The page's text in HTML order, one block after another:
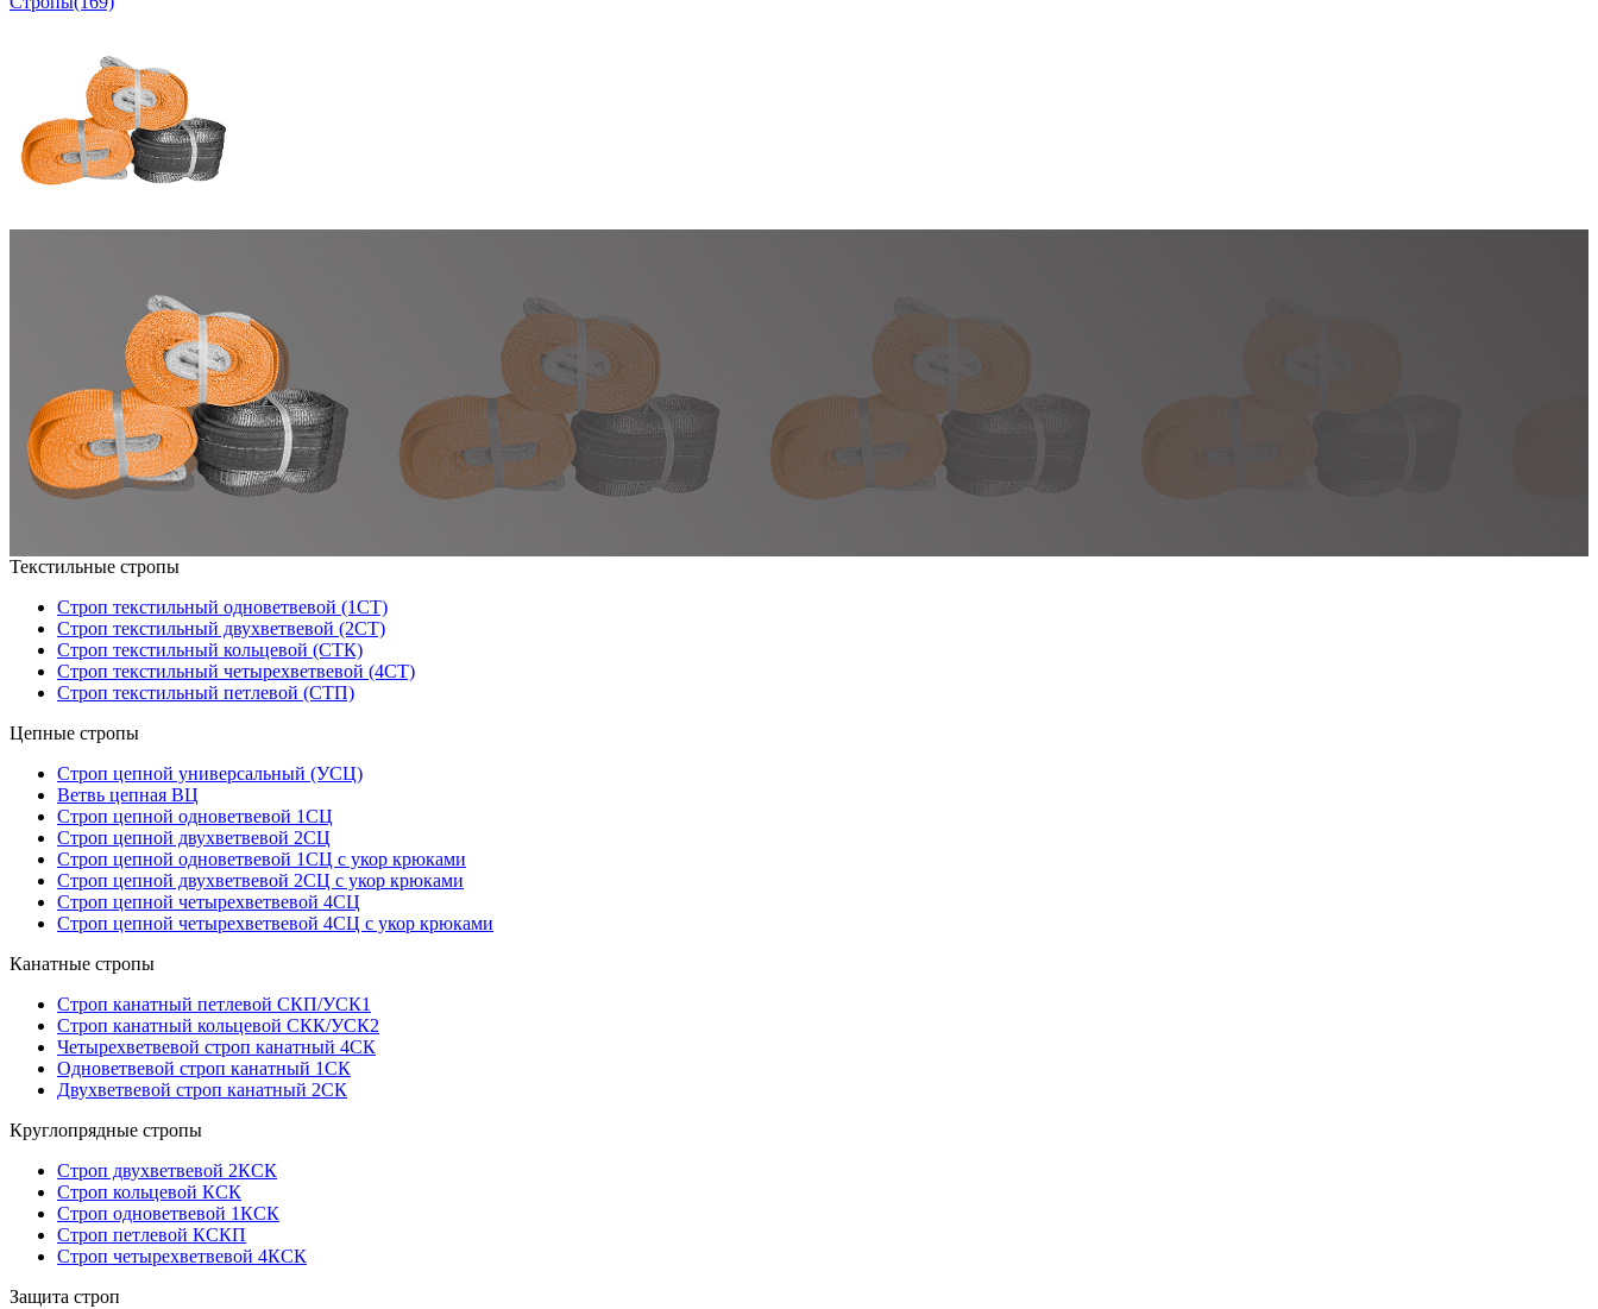
Текстильные стропы
Строп текстильный одноветвевой (1СТ)
Строп текстильный двухветвевой (2СТ)
Строп текстильный кольцевой (СТК)
Строп текстильный четырехветвевой (4СТ)
Строп текстильный петлевой (СТП)
Цепные стропы
Строп цепной универсальный (УСЦ)
Ветвь цепная ВЦ
Строп цепной одноветвевой 1СЦ
Строп цепной двухветвевой 2СЦ
Строп цепной одноветвевой 1СЦ с укор крюками
Строп цепной двухветвевой 2СЦ с укор крюками
Строп цепной четырехветвевой 4СЦ
Строп цепной четырехветвевой 4СЦ с укор крюками
Канатные стропы
Строп канатный петлевой СКП/УСК1
Строп канатный кольцевой СКК/УСК2
Четырехветвевой строп канатный 4СК
Одноветвевой строп канатный 1СК
Двухветвевой строп канатный 2СК
Круглопрядные стропы
Строп двухветвевой 2КСК
Строп кольцевой КСК
Строп одноветвевой 1КСК
Строп петлевой КСКП
Строп четырехветвевой 4КСК
Защита строп